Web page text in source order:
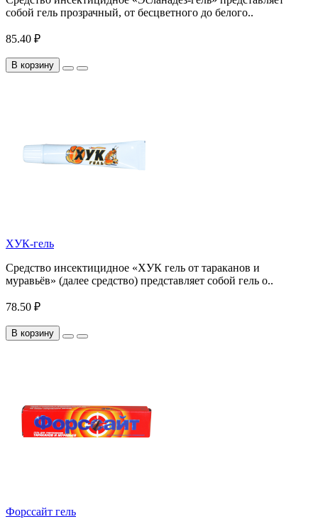
собой гель прозрачный, от бесцветного до белого..
85.40 ₽
В корзину
ХУК-гель
Средство инсектицидное «ХУК гель от тараканов и
муравьёв» (далее средство) представляет собой гель о..
78.50 ₽
В корзину
Форссайт гель